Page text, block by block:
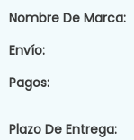
Nombre De Marca:
Envío:
Pagos:
Plazo De Entrega: